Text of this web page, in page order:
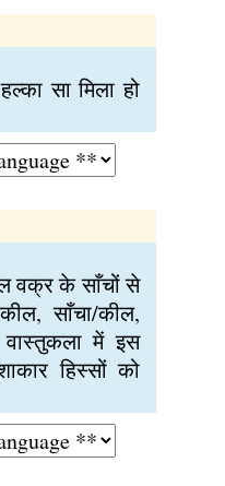
सा मिला हो
वक्र के साँचों से
साँचा/कील,
में इस
हिस्सों को